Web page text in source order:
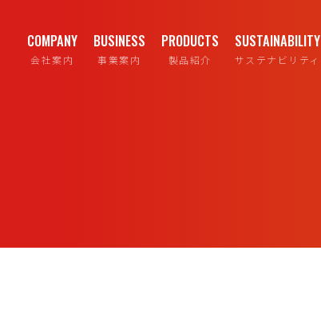
COMPANY
会社案内
BUSINESS
事業案内
PRODUCTS
製品紹介
SUSTAINABILITY
サステナビリティ